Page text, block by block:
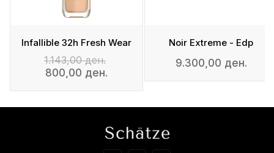
Infallible 32h Fresh Wear
1.143,00 ден.
800,00 ден.
Noir Extreme - Edp
9.300,00 ден.